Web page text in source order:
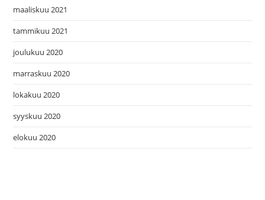
maaliskuu 2021
tammikuu 2021
joulukuu 2020
marraskuu 2020
lokakuu 2020
syyskuu 2020
elokuu 2020